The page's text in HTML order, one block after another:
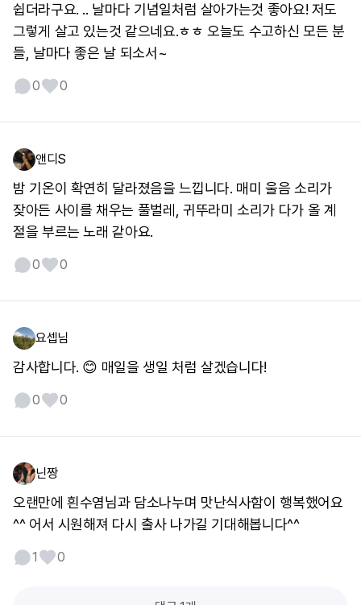
쉽더라구요. .. 날마다 기념일처럼 살아가는것 좋아요! 저도
그렇게 살고 있는것 같으네요.ㅎㅎ 오늘도 수고하신 모든 분
들, 날마다 좋은 날 되소서~
0 0
앤디S
밤 기온이 확연히 달라졌음을 느낍니다. 매미 울음 소리가
잦아든 사이를 채우는 풀벌레, 귀뚜라미 소리가 다가 올 계
절을 부르는 노래 같아요.
0 0
요셉님
감사합니다. 😊 매일을 생일 처럼 살겠습니다!
0 0
닌짱
오랜만에 흰수염님과 담소나누며 맛난식사함이 행복했어요
^^ 어서 시원해져 다시 출사 나가길 기대해봅니다^^
1 0